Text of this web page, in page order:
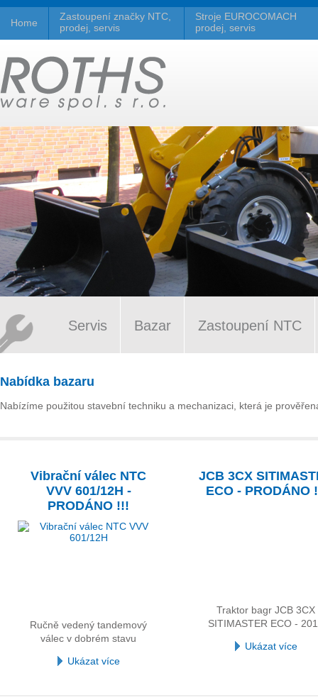
Home
Zastoupení značky NTC,
prodej, servis
Stroje EUROCOMACH
prodej, servis
Servis Bazar Zastoupení NTC
Nabídka bazaru
Nabízíme použitou stavební techniku a mechanizaci, která je
Vibrační válec NTC
VVV 601/12H -
PRODÁNO !!!
Ručně vedený tandemový
válec v dobrém stavu
Ukázat více
JCB 3CX
ECO - PRODÁNO
Traktor bagr JCB 3CX
SITIMASTER ECO -
Ukázat více